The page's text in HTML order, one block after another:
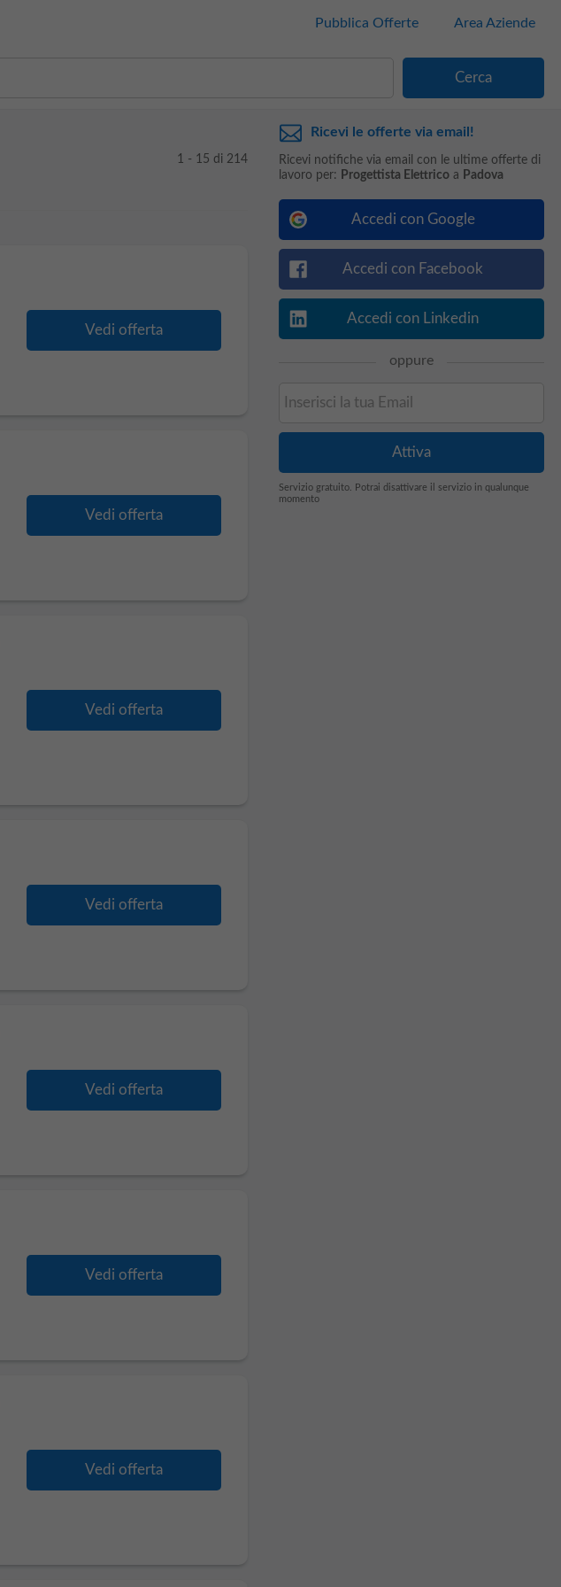
Pubblica Offerte Area Aziende
1 - 15 di 214
Vedi offerta
Vedi offerta
Vedi offerta
Vedi offerta
Vedi offerta
Vedi offerta
Vedi offerta
Ricevi le offerte via email!
Ricevi notifiche via email con le ultime offerte di
lavoro per: Progettista Elettricoa Padova
Accedi con Google
Accedi con Facebook
Accedi con Linkedin
oppure
Servizio gratuito. Potrai disattivare il servizio in qualunque
momento